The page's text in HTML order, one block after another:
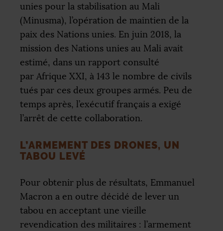
unies pour la stabilisation au Mali
(Minusma), l’opération de maintien de la
paix des Nations unies. En juin 2018, la
mission des Nations unies au Mali avait
estimé, dans un rapport consulté
par Afrique XXI, à 143 le nombre de civils
tués par ces deux groupes armés. Peu de
temps après, l’exécutif français a exigé
l’arrêt de cette collaboration.
L’ARMEMENT DES DRONES, UN
TABOU LEVÉ
Pour obtenir plus de résultats, Emmanuel
Macron a en outre décidé de lever un
tabou en acceptant une vieille
revendication des militaires : l’armement